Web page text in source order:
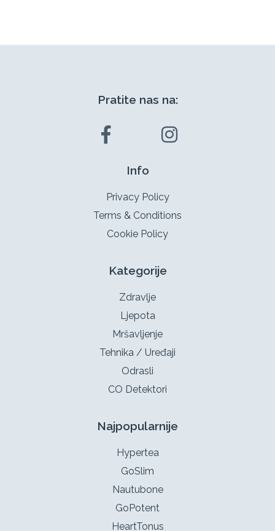
Pratite nas na:
Info
Privacy Policy
Terms & Conditions
Cookie Policy
Kategorije
Zdravlje
Ljepota
Mršavljenje
Tehnika / Uređaji
Odrasli
CO Detektori
Najpopularnije
Hypertea
GoSlim
Nautubone
GoPotent
HeartTonus